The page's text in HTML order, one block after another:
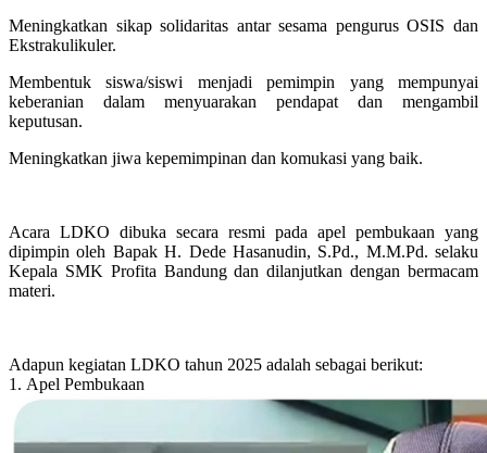
Meningkatkan sikap solidaritas antar sesama pengurus OSIS dan
Ekstrakulikuler.
Membentuk siswa/siswi menjadi pemimpin yang mempunyai
keberanian dalam menyuarakan pendapat dan mengambil
keputusan.
Meningkatkan jiwa kepemimpinan dan komukasi yang baik.
Acara LDKO dibuka secara resmi pada apel pembukaan yang
dipimpin oleh Bapak H. Dede Hasanudin, S.Pd., M.M.Pd. selaku
Kepala SMK Profita Bandung dan dilanjutkan dengan bermacam
materi.
Adapun kegiatan LDKO tahun 2025 adalah sebagai berikut:
1. Apel Pembukaan